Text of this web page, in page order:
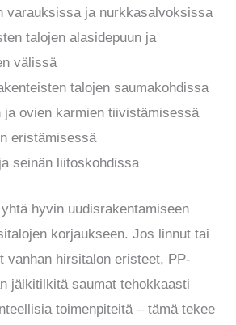
varauksissa ja nurkkasalvoksissa
talojen alasidepuun ja
välissä
talojen saumakohdissa
ja ovien karmien tiivistämisessä
eristämisessä
seinän liitoskohdissa
hyvin uudisrakentamiseen
korjaukseen. Jos linnut tai
vanhan hirsitalon eristeet, PP-
jälkitilkitä saumat tehokkaasti
toimenpiteitä – tämä tekee